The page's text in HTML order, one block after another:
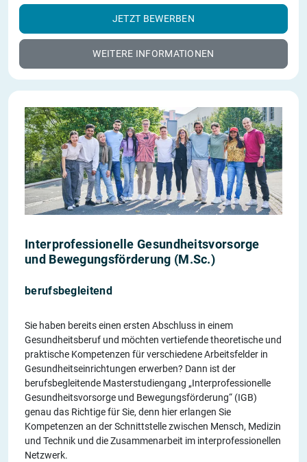
JETZT BEWERBEN
WEITERE INFORMATIONEN
Interprofessionelle Gesundheitsvorsorge
und Bewegungsförderung (M.Sc.)
berufsbegleitend
Sie haben bereits einen ersten Abschluss in einem
Gesundheitsberuf und möchten vertiefende theoretische und
praktische Kompetenzen für verschiedene Arbeitsfelder in
Gesundheitseinrichtungen erwerben? Dann ist der
berufsbegleitende Masterstudiengang „Interprofessionelle
Gesundheitsvorsorge und Bewegungsförderung“ (IGB)
genau das Richtige für Sie, denn hier erlangen Sie
Kompetenzen an der Schnittstelle zwischen Mensch, Medizin
und Technik und die Zusammenarbeit im interprofessionellen
Netzwerk.